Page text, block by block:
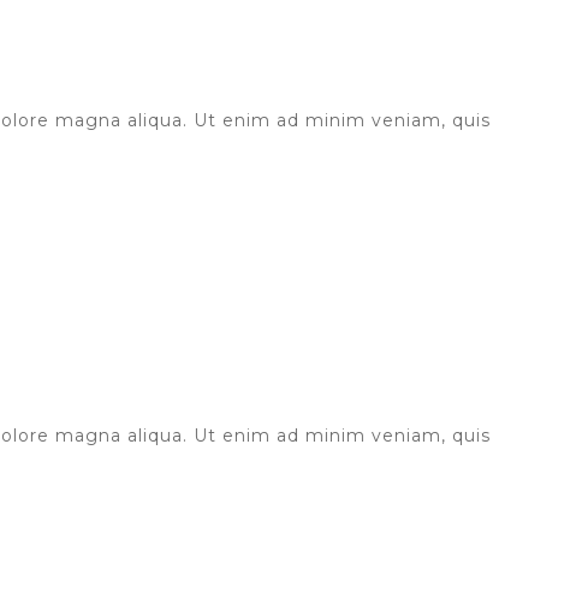
magna aliqua. Ut enim ad minim veniam, quis
magna aliqua. Ut enim ad minim veniam, quis